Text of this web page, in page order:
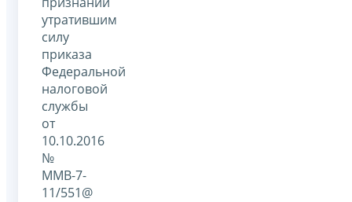
утратившим
силу
приказа
Федеральной
налоговой
службы
от
10.10.2016
№
ММВ-7-
11/551@